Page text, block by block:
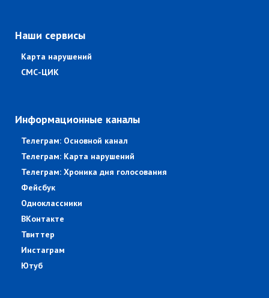
Наши сервисы
Карта нарушений
СМС-ЦИК
Информационные каналы
Телеграм: Основной канал
Телеграм: Карта нарушений
Телеграм: Хроника дня голосования
Фейсбук
Одноклассники
ВКонтакте
Твиттер
Инстаграм
Ютуб